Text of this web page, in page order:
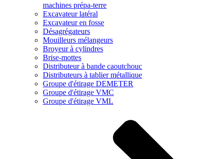
machines prépa-terre
Excavateur latéral
Excavateur en fosse
Désagrégateurs
Mouilleurs mélangeurs
Broyeur à cylindres
Brise-mottes
Distributeur à bande caoutchouc
Distributeurs à tablier métallique
Groupe d'étirage DEMETER
Groupe d'étirage VMC
Groupe d'étirage VML